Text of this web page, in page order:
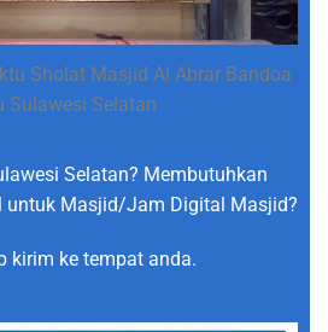
Sholat Masjid Al Abrar Bandoa
Sulawesi Selatan
Selatan? Membutuhkan
untuk Masjid/Jam Digital Masjid?
kirim ke tempat anda.